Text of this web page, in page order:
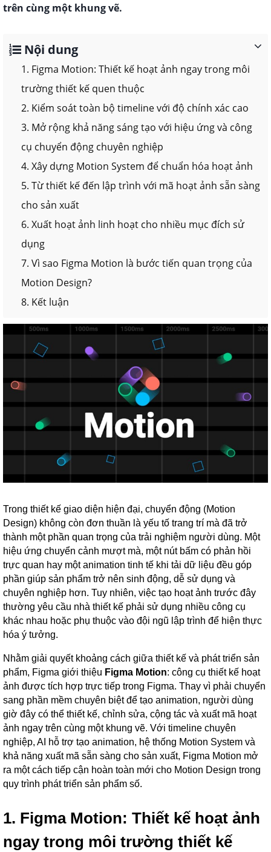
trên cùng một khung vẽ.
Nội dung
1. Figma Motion: Thiết kế hoạt ảnh ngay trong môi
trường thiết kế quen thuộc
2. Kiểm soát toàn bộ timeline với độ chính xác cao
3. Mở rộng khả năng sáng tạo với hiệu ứng và công
cụ chuyển động chuyên nghiệp
4. Xây dựng Motion System để chuẩn hóa hoạt ảnh
5. Từ thiết kế đến lập trình với mã hoạt ảnh sẵn sàng
cho sản xuất
6. Xuất hoạt ảnh linh hoạt cho nhiều mục đích sử
dụng
7. Vì sao Figma Motion là bước tiến quan trọng của
Motion Design?
8. Kết luận
Trong thiết kế giao diện hiện đại, chuyển động (Motion
Design) không còn đơn thuần là yếu tố trang trí mà đã trở
thành một phần quan trọng của trải nghiệm người dùng. Một
hiệu ứng chuyển cảnh mượt mà, một nút bấm có phản hồi
trực quan hay một animation tinh tế khi tải dữ liệu đều góp
phần giúp sản phẩm trở nên sinh động, dễ sử dụng và
chuyên nghiệp hơn. Tuy nhiên, việc tạo hoạt ảnh trước đây
thường yêu cầu nhà thiết kế phải sử dụng nhiều công cụ
khác nhau hoặc phụ thuộc vào đội ngũ lập trình để hiện thực
hóa ý tưởng.
Nhằm giải quyết khoảng cách giữa thiết kế và phát triển sản
phẩm, Figma giới thiệu Figma Motion: công cụ thiết kế hoạt
ảnh được tích hợp trực tiếp trong Figma. Thay vì phải chuyển
sang phần mềm chuyên biệt để tạo animation, người dùng
giờ đây có thể thiết kế, chỉnh sửa, cộng tác và xuất mã hoạt
ảnh ngay trên cùng một khung vẽ. Với timeline chuyên
nghiệp, AI hỗ trợ tạo animation, hệ thống Motion System và
khả năng xuất mã sẵn sàng cho sản xuất, Figma Motion mở
ra một cách tiếp cận hoàn toàn mới cho Motion Design trong
quy trình phát triển sản phẩm số.
1. Figma Motion: Thiết kế hoạt ảnh
ngay trong môi trường thiết kế